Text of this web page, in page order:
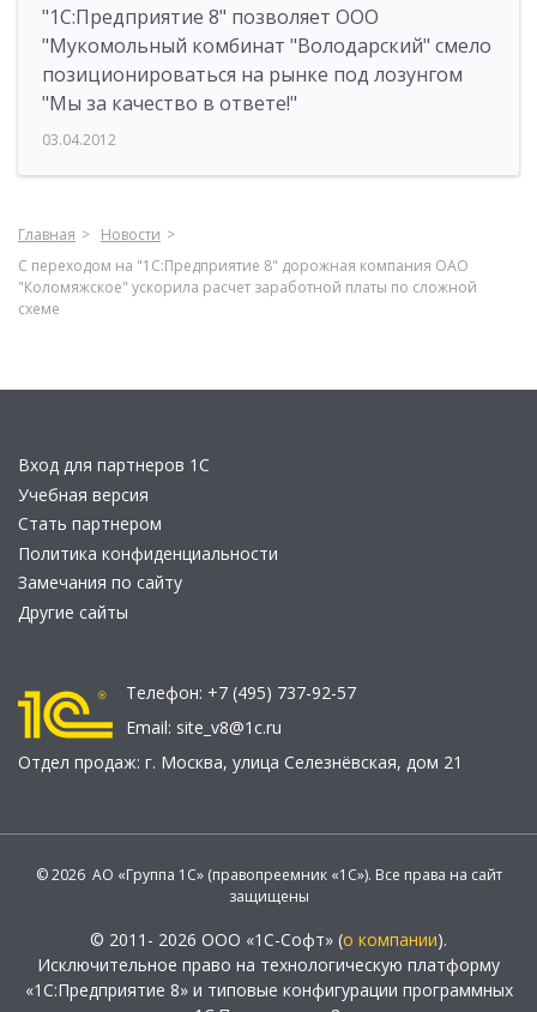
"1С:Предприятие 8" позволяет ООО
"Мукомольный комбинат "Володарский" смело
позиционироваться на рынке под лозунгом
"Мы за качество в ответе!"
03.04.2012
Главная
Новости
С переходом на "1С:Предприятие 8" дорожная компания ОАО
"Коломяжское" ускорила расчет заработной платы по сложной
схеме
Вход для партнеров 1С
Учебная версия
Стать партнером
Политика конфиденциальности
Замечания по сайту
Другие сайты
Телефон: +7 (495) 737-92-57
Email: site_v8@1c.ru
Отдел продаж: г. Москва, улица Селезнёвская, дом 21
© 2026 АО «Группа 1С» (правопреемник «1С»). Все права на сайт
защищены
© 2011- 2026 ООО «1С-Софт» (о компании).
Исключительное право на технологическую платформу
«1С:Предприятие 8» и типовые конфигурации программных